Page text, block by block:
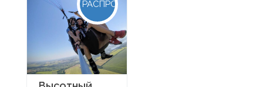
РАСПРОДАЖА!